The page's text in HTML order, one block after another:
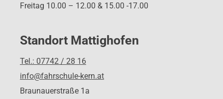
Freitag 10.00 – 12.00 & 15.00 -17.00
Standort Mattighofen
Tel.: 07742 / 28 16
info@fahrschule-kern.at
Braunauerstraße 1a